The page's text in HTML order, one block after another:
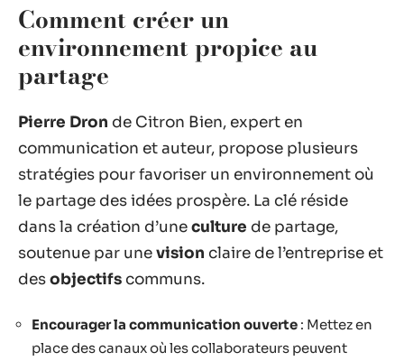
Comment créer un
environnement propice au
partage
Pierre Dron de Citron Bien, expert en
communication et auteur, propose plusieurs
stratégies pour favoriser un environnement où
le partage des idées prospère. La clé réside
dans la création d’uneculture de partage,
soutenue par unevision claire de l’entreprise et
desobjectifs communs.
Encourager la communication ouverte : Mettez en
place des canaux où les collaborateurs peuvent